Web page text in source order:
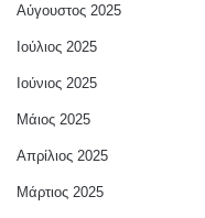
Αύγουστος 2025
Ιούλιος 2025
Ιούνιος 2025
Μάιος 2025
Απρίλιος 2025
Μάρτιος 2025